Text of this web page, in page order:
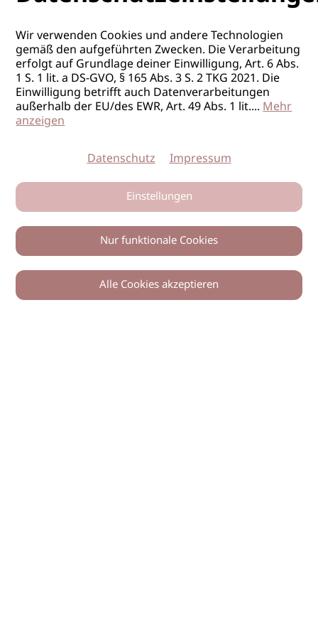
0
Wir verwenden Cookies und andere Technologien
gemäß den aufgeführten Zwecken. Die Verarbeitung
erfolgt auf Grundlage deiner Einwilligung, Art. 6 Abs.
1 S. 1 lit. a DS-GVO, § 165 Abs. 3 S. 2 TKG 2021. Die
Einwilligung betrifft auch Datenverarbeitungen
außerhalb der EU/des EWR, Art. 49 Abs. 1 lit....Mehr
anzeigen
Datenschutz Impressum
Einstellungen
Nur funktionale Cookies
Alle Cookies akzeptieren